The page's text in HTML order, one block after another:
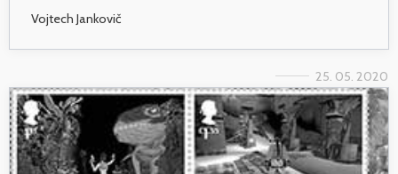
Vojtech Jankovič
25. 05. 2020